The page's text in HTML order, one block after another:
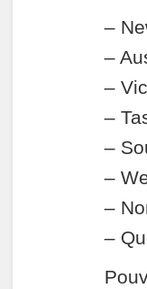
–
–
–
–
–
–
–
–